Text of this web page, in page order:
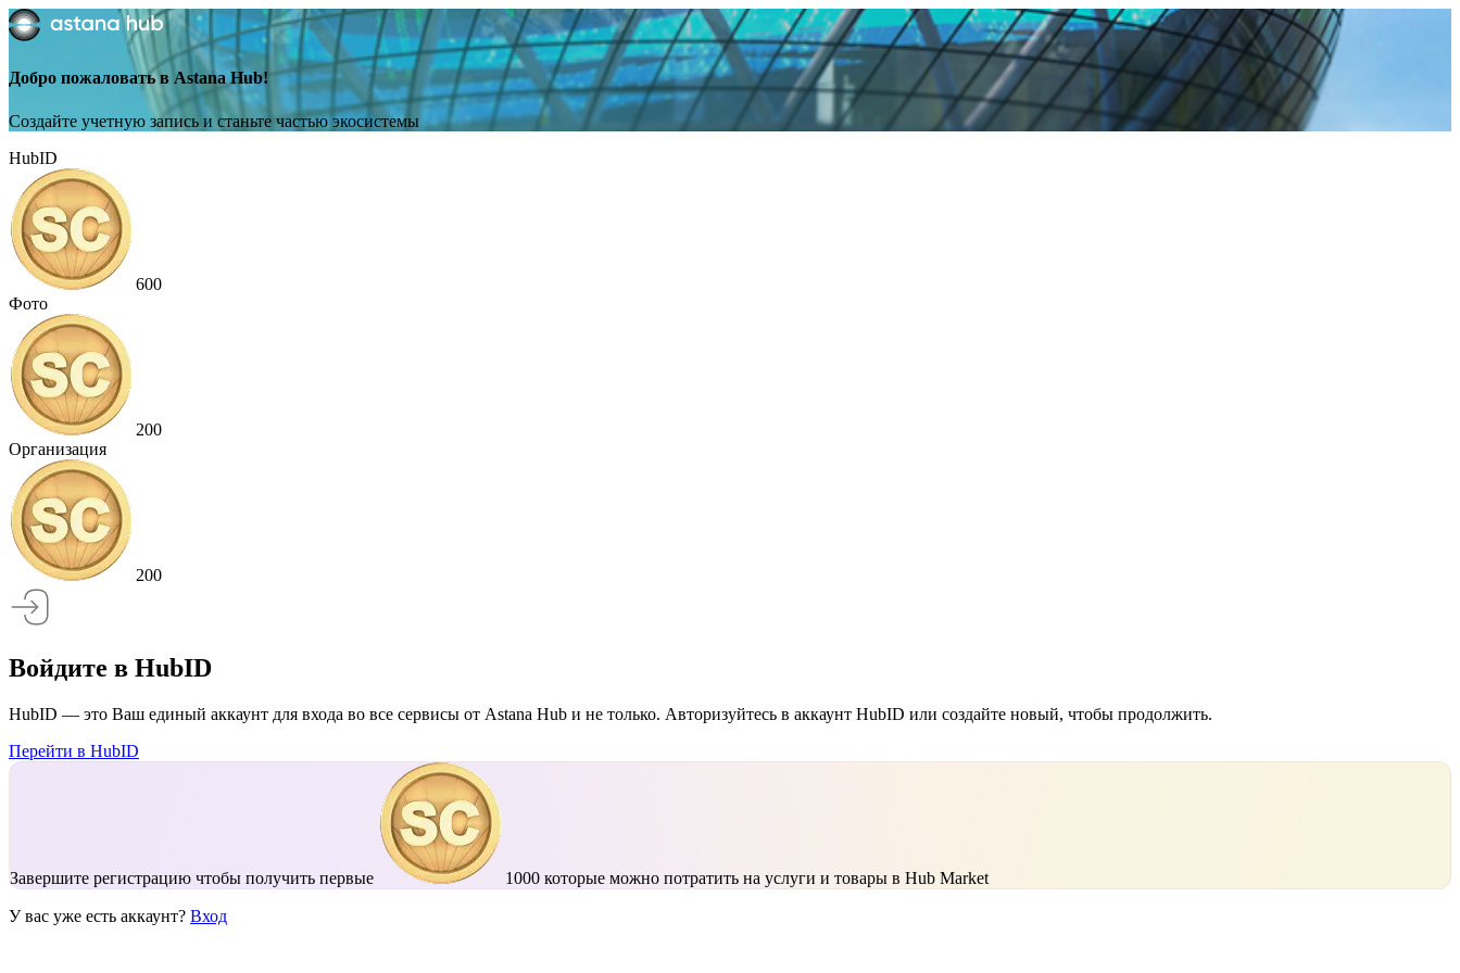
Добро пожаловать в Astana Hub!
Создайте учетную запись и станьте частью экосистемы
HubID
600
Фото
200
Организация
200
Войдите в HubID
HubID — это Ваш единый аккаунт для входа во все сервисы от Astana Hub и не только. Авторизуйтесь в аккаунт HubID или создайте новый, чтобы продолжить.
Перейти в HubID
Завершите регистрацию чтобы получить первые 1000 которые можно потратить на услуги и товары в Hub Market
У вас уже есть аккаунт? Вход